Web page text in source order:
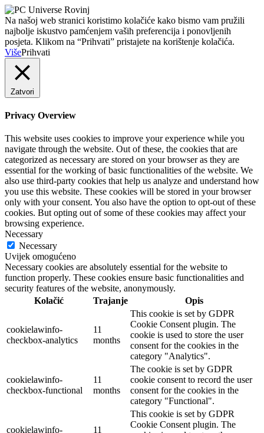
Na našoj web stranici koristimo kolačiće kako bismo vam pružili
najbolje iskustvo pamćenjem vaših preferencija i ponovljenih
posjeta. Klikom na “Prihvati” pristajete na korištenje kolačića.
VišePrihvati
Zatvori
Privacy Overview
This website uses cookies to improve your experience while you
navigate through the website. Out of these, the cookies that are
categorized as necessary are stored on your browser as they are
essential for the working of basic functionalities of the website. We
also use third-party cookies that help us analyze and understand how
you use this website. These cookies will be stored in your browser
only with your consent. You also have the option to opt-out of these
cookies. But opting out of some of these cookies may affect your
browsing experience.
Necessary
Necessary
Uvijek omogućeno
Necessary cookies are absolutely essential for the website to
function properly. These cookies ensure basic functionalities and
security features of the website, anonymously.
Kolačić
Trajanje Opis
cookielawinfo-
checkbox-analytics
11
months
This cookie is set by GDPR
Cookie Consent plugin. The
cookie is used to store the user
consent for the cookies in the
category "Analytics".
cookielawinfo-
checkbox-functional
11
months
The cookie is set by GDPR
cookie consent to record the user
consent for the cookies in the
category "Functional".
cookielawinfo- 11
This cookie is set by GDPR
Cookie Consent plugin. The